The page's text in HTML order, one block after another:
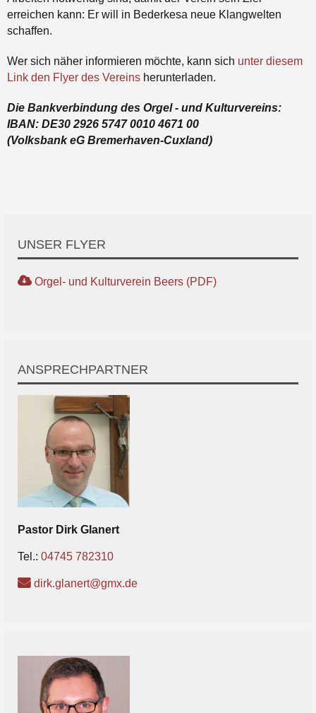
erreichen kann: Er will in Bederkesa neue Klangwelten
schaffen.
Wer sich näher informieren möchte, kann sich unter diesem
Link den Flyer des Vereins herunterladen.
Die Bankverbindung des Orgel - und Kulturvereins:
IBAN: DE30 2926 5747 0010 4671 00
(Volksbank eG Bremerhaven-Cuxland)
UNSER FLYER
Orgel- und Kulturverein Beers (PDF)
ANSPRECHPARTNER
Pastor Dirk Glanert
Tel.: 04745 782310
dirk.glanert@gmx.de